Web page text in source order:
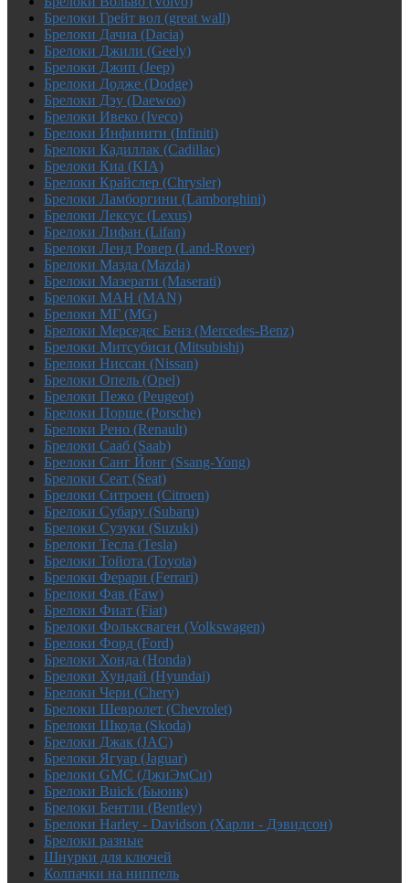
Брелоки Грейт вол (great wall)
Брелоки Дачиа (Dacia)
Брелоки Джили (Geely)
Брелоки Джип (Jeep)
Брелоки Додже (Dodge)
Брелоки Дэу (Daewoo)
Брелоки Ивеко (Iveco)
Брелоки Инфинити (Infiniti)
Брелоки Кадиллак (Cadillac)
Брелоки Киа (KIA)
Брелоки Крайслер (Chrysler)
Брелоки Ламборгини (Lamborghini)
Брелоки Лексус (Lexus)
Брелоки Лифан (Lifan)
Брелоки Ленд Ровер (Land-Rover)
Брелоки Мазда (Mazda)
Брелоки Мазерати (Maserati)
Брелоки МАН (MAN)
Брелоки МГ (MG)
Брелоки Мерседес Бенз (Mercedes-Benz)
Брелоки Митсубиси (Mitsubishi)
Брелоки Ниссан (Nissan)
Брелоки Опель (Opel)
Брелоки Пежо (Peugeot)
Брелоки Порше (Porsche)
Брелоки Рено (Renault)
Брелоки Сааб (Saab)
Брелоки Санг Йонг (Ssang-Yong)
Брелоки Сеат (Seat)
Брелоки Ситроен (Citroen)
Брелоки Субару (Subaru)
Брелоки Сузуки (Suzuki)
Брелоки Тесла (Tesla)
Брелоки Тойота (Toyota)
Брелоки Ферари (Ferrari)
Брелоки Фав (Faw)
Брелоки Фиат (Fiat)
Брелоки Фольксваген (Volkswagen)
Брелоки Форд (Ford)
Брелоки Хонда (Honda)
Брелоки Хундай (Hyundai)
Брелоки Чери (Chery)
Брелоки Шевролет (Chevrolet)
Брелоки Шкода (Skoda)
Брелоки Джак (JAC)
Брелоки Ягуар (Jaguar)
Брелоки GMC (ДжиЭмСи)
Брелоки Buick (Бьюик)
Брелоки Бентли (Bentley)
Брелоки Harley - Davidson (Харли - Дэвидсон)
Брелоки разные
Шнурки для ключей
Колпачки на ниппель